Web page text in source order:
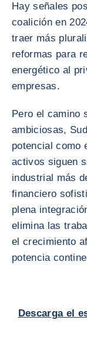
Hay señales
coalición en
traer más
reformas para
energético al
empresas.
Pero el camino
ambiciosas,
potencial como
activos siguen
industrial más
financiero
plena
elimina las
el crecimiento
potencia
Descarga el